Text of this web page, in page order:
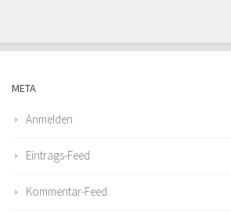
META
Anmelden
Eintrags-Feed
Kommentar-Feed